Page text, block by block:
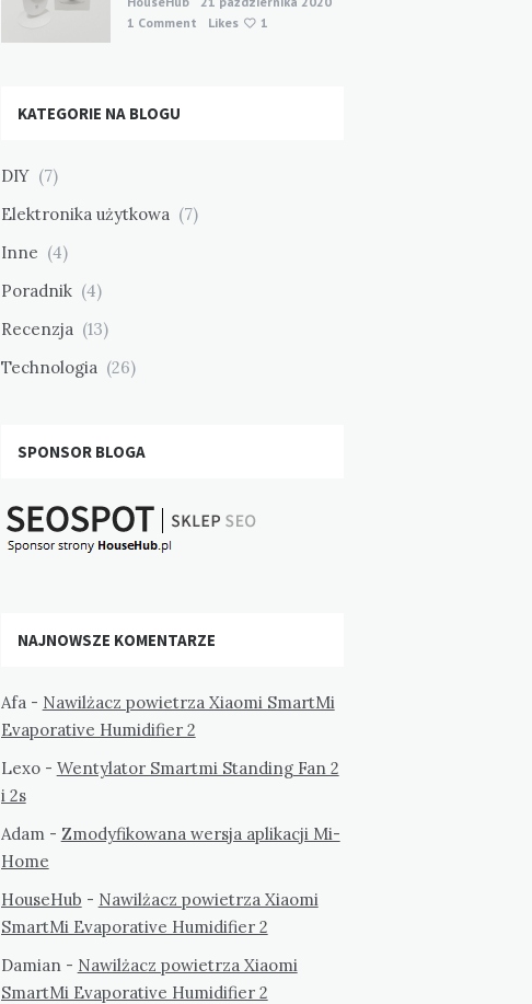
1 Comment
Likes 1
KATEGORIE NA BLOGU
DIY (7)
Elektronika użytkowa (7)
Inne (4)
Poradnik (4)
Recenzja (13)
Technologia (26)
SPONSOR BLOGA
NAJNOWSZE KOMENTARZE
Afa - Nawilżacz powietrza Xiaomi SmartMi
Evaporative Humidifier 2
Lexo- Wentylator Smartmi Standing Fan 2
i 2s
Adam - Zmodyfikowana wersja aplikacji Mi-
Home
HouseHub - Nawilżacz powietrza Xiaomi
SmartMi Evaporative Humidifier 2
Damian - Nawilżacz powietrza Xiaomi
SmartMi Evaporative Humidifier 2